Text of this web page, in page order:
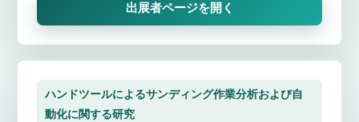
出展者ページを開く
ハンドツールによるサンディング作業分析および自
動化に関する研究